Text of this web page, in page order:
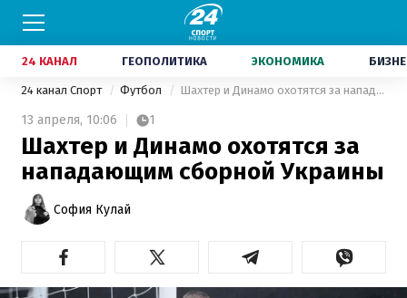
24 КАНАЛ ГЕОПОЛИТИКА ЭКОНОМИКА
24 канал Спорт Футбол Шахтер и Динамо охотятся за нападающим сборной Украины
13 апреля, 10:06 1
Шахтер и Динамо охотятся за
нападающим сборной Украины
София Кулай